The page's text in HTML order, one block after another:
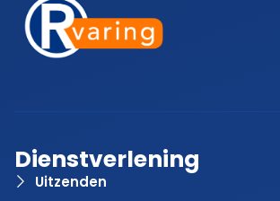
Dienstverlening
Uitzenden